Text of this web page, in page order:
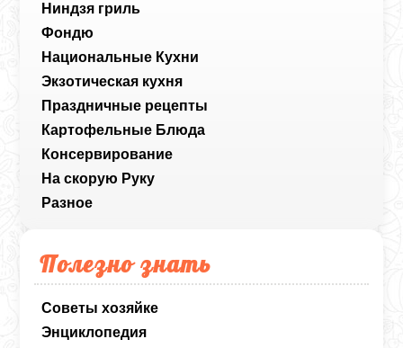
Ниндзя гриль
Фондю
Национальные Кухни
Экзотическая кухня
Праздничные рецепты
Картофельные Блюда
Консервирование
На скорую Руку
Разное
Полезно знать
Советы хозяйке
Энциклопедия